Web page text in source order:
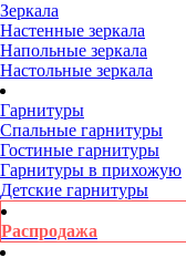
Зеркала
Настенные зеркала
Напольные зеркала
Настольные зеркала
Гарнитуры
Спальные гарнитуры
Гостиные гарнитуры
Гарнитуры в прихожую
Детские гарнитуры
Распродажа